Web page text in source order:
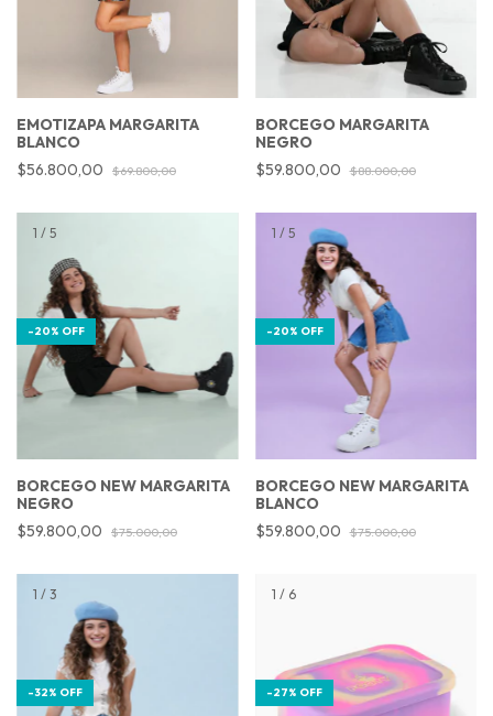
EMOTIZAPA MARGARITA
BLANCO
$56.800,00
$69.800,00
BORCEGO MARGARITA
NEGRO
$59.800,00
$88.000,00
1 / 5
-20% OFF
BORCEGO NEW MARGARITA
NEGRO
$59.800,00
$75.000,00
1 / 5
-20% OFF
BORCEGO NEW MARGARITA
BLANCO
$59.800,00
$75.000,00
1 / 3
-32% OFF
1 / 6
-27% OFF